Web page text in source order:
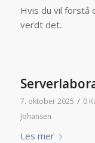
Hvis du vil forstå
verdt det.
7. oktober 2025 / 0
Johansen
Les mer